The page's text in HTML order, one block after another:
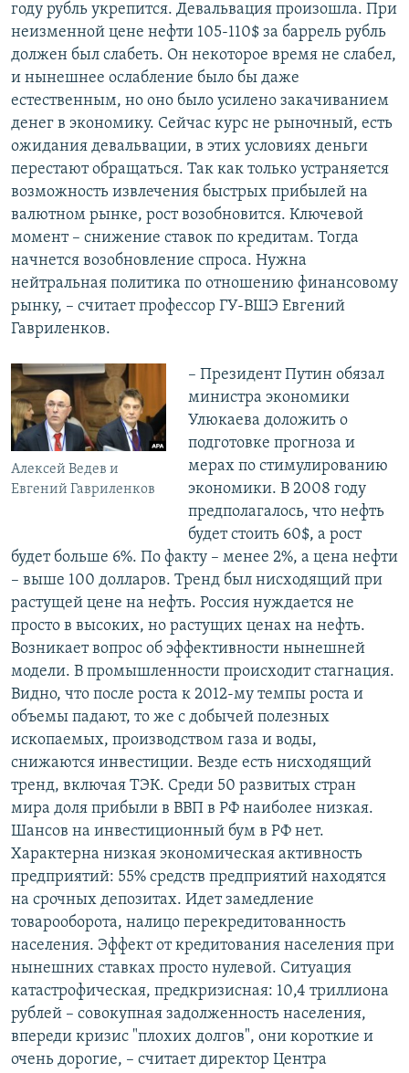
году рубль укрепится. Девальвация произошла. При
неизменной цене нефти 105-110$ за баррель рубль
должен был слабеть. Он некоторое время не слабел,
и нынешнее ослабление было бы даже
естественным, но оно было усилено закачиванием
денег в экономику. Сейчас курс не рыночный, есть
ожидания девальвации, в этих условиях деньги
перестают обращаться. Так как только устраняется
возможность извлечения быстрых прибылей на
валютном рынке, рост возобновится. Ключевой
момент – снижение ставок по кредитам. Тогда
начнется возобновление спроса. Нужна
нейтральная политика по отношению финансовому
рынку, – считает профессор ГУ-ВШЭ Евгений
Гавриленков.
Алексей Ведев и
Евгений Гавриленков
– Президент Путин обязал
министра экономики
Улюкаева доложить о
подготовке прогноза и
мерах по стимулированию
экономики. В 2008 году
предполагалось, что нефть
будет стоить 60$, а рост
будет больше 6%. По факту – менее 2%, а цена нефти
– выше 100 долларов. Тренд был нисходящий при
растущей цене на нефть. Россия нуждается не
просто в высоких, но растущих ценах на нефть.
Возникает вопрос об эффективности нынешней
модели. В промышленности происходит стагнация.
Видно, что после роста к 2012-му темпы роста и
объемы падают, то же с добычей полезных
ископаемых, производством газа и воды,
снижаются инвестиции. Везде есть нисходящий
тренд, включая ТЭК. Среди 50 развитых стран
мира доля прибыли в ВВП в РФ наиболее низкая.
Шансов на инвестиционный бум в РФ нет.
Характерна низкая экономическая активность
предприятий: 55% средств предприятий находятся
на срочных депозитах. Идет замедление
товарооборота, налицо перекредитованность
населения. Эффект от кредитования населения при
нынешних ставках просто нулевой. Ситуация
катастрофическая, предкризисная: 10,4 триллиона
рублей – совокупная задолженность населения,
впереди кризис "плохих долгов", они короткие и
очень дорогие, – считает директор Центра